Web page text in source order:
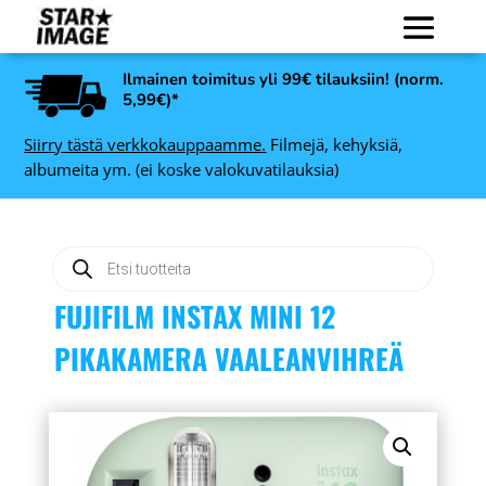
Ilmainen toimitus yli 99€ tilauksiin! (norm.
5,99€)*
Siirry tästä verkkokauppaamme. Filmejä, kehyksiä,
albumeita ym. (ei koske valokuvatilauksia)
search
FUJIFILM INSTAX MINI 12
PIKAKAMERA VAALEANVIHREÄ
Art Link Ruby